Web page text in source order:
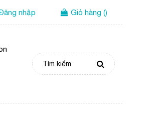
nhập Giỏ hàng ()